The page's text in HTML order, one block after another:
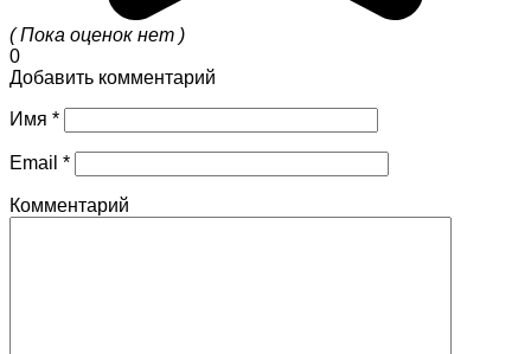
( Пока оценок нет )
0
Добавить комментарий
Имя *
Email *
Комментарий